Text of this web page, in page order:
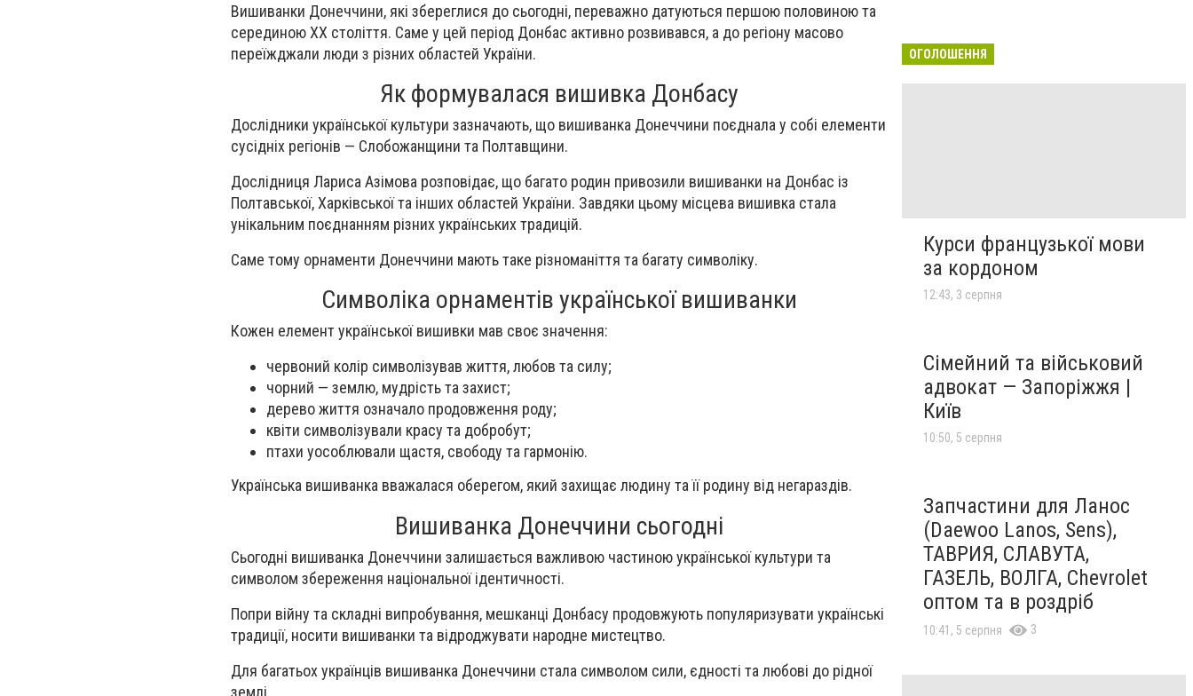
Вишиванки Донеччини, які збереглися до сьогодні, переважно датуються першою половиною та
серединою XX століття. Саме у цей період Донбас активно розвивався, а до регіону масово
переїжджали люди з різних областей України.
Як формувалася вишивка Донбасу
Дослідники української культури зазначають, що вишиванка Донеччини поєднала у собі елементи
сусідніх регіонів — Слобожанщини та Полтавщини.
Дослідниця Лариса Азімова розповідає, що багато родин привозили вишиванки на Донбас із
Полтавської, Харківської та інших областей України. Завдяки цьому місцева вишивка стала
унікальним поєднанням різних українських традицій.
Саме тому орнаменти Донеччини мають таке різноманіття та багату символіку.
Символіка орнаментів української вишиванки
Кожен елемент української вишивки мав своє значення:
червоний колір символізував життя, любов та силу;
чорний — землю, мудрість та захист;
дерево життя означало продовження роду;
квіти символізували красу та добробут;
птахи уособлювали щастя, свободу та гармонію.
Українська вишиванка вважалася оберегом, який захищає людину та її родину від негараздів.
Вишиванка Донеччини сьогодні
Сьогодні вишиванка Донеччини залишається важливою частиною української культури та
символом збереження національної ідентичності.
Попри війну та складні випробування, мешканці Донбасу продовжують популяризувати українські
традиції, носити вишиванки та відроджувати народне мистецтво.
Для багатьох українців вишиванка Донеччини стала символом сили, єдності та любові до рідної
землі.
ОГОЛОШЕННЯ
Курси французької мови
за кордоном
12:43, 3 серпня
Сімейний та військовий
адвокат — Запоріжжя |
Київ
10:50, 5 серпня
Запчастини для Ланос
(Daewoo Lanos, Sens),
ТАВРИЯ, СЛАВУТА,
ГАЗЕЛЬ, ВОЛГА, Chevrolet
оптом та в роздріб
10:41, 5 серпня 3